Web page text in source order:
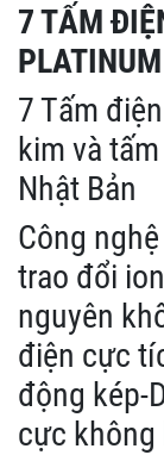
7 TẤM
7 Tấm
kim và
Nhật Bản
Công
trao đổi
nguyên
điện cực
động kép-
cực không